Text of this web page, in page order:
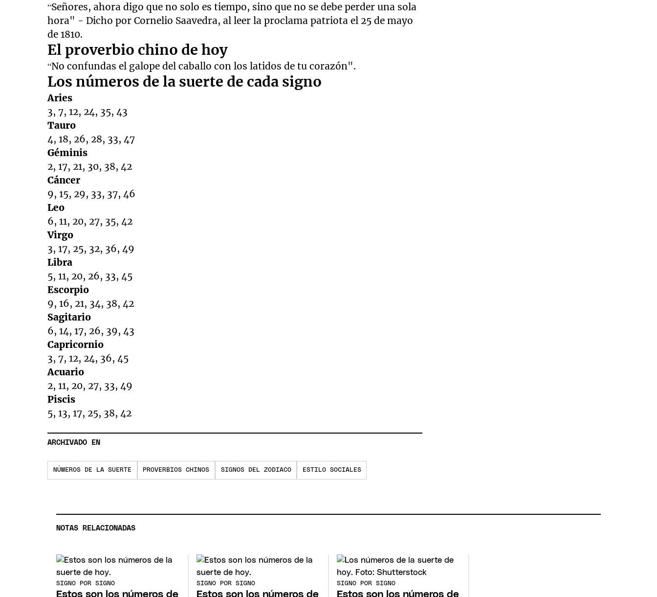
“Señores, ahora digo que no solo es tiempo, sino que no se debe perder una sola
hora" - Dicho por Cornelio Saavedra, al leer la proclama patriota el 25 de mayo
de 1810.
El proverbio chino de hoy
“No confundas el galope del caballo con los latidos de tu corazón".
Los números de la suerte de cada signo
Aries
3, 7, 12, 24, 35, 43
Tauro
4, 18, 26, 28, 33, 47
Géminis
2, 17, 21, 30, 38, 42
Cáncer
9, 15, 29, 33, 37, 46
Leo
6, 11, 20, 27, 35, 42
Virgo
3, 17, 25, 32, 36, 49
Libra
5, 11, 20, 26, 33, 45
Escorpio
9, 16, 21, 34, 38, 42
Sagitario
6, 14, 17, 26, 39, 43
Capricornio
3, 7, 12, 24, 36, 45
Acuario
2, 11, 20, 27, 33, 49
Piscis
5, 13, 17, 25, 38, 42
ARCHIVADO EN
NÚMEROS DE LA SUERTE PROVERBIOS CHINOS SIGNOS DEL ZODIACO ESTILO SOCIALES
NOTAS RELACIONADAS
SIGNO POR SIGNO
Estos son los números de
SIGNO POR SIGNO
Estos son los números de
SIGNO POR SIGNO
Estos son los números de